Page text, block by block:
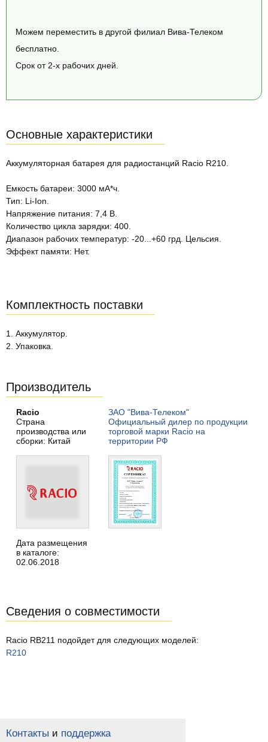
Можем переместить в другой филиал Вива-Телеком
бесплатно.
Срок от 2-х рабочих дней.
Основные характеристики
Аккумуляторная батарея для радиостанций Racio R210.
Емкость батареи: 3000 мА*ч.
Тип: Li-Ion.
Напряжение питания: 7,4 В.
Количество цикла зарядки: 400.
Диапазон рабочих температур: -20...+60 грд. Цельсия.
Эффект памяти: Нет.
Комплектность поставки
1. Аккумулятор.
2. Упаковка.
Производитель
Racio
Страна
производства или
сборки: Китай
Дата размещения
в каталоге:
02.06.2018
ЗАО "Вива-Телеком"
Официальный дилер по продукции
торговой марки Racio на
территории РФ
Сведения о совместимости
Racio RB211 подойдет для следующих моделей:
R210
Контакты и поддержка